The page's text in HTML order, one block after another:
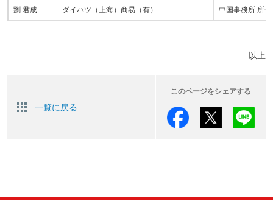
劉 君成 ダイハツ（上海）商易（有） 中国事務所 所長
以上
一覧に戻る
このページをシェアする